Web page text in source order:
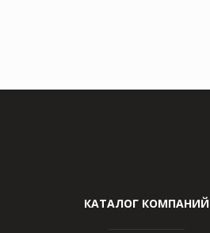
КАТАЛОГ КОМПАНИЙ